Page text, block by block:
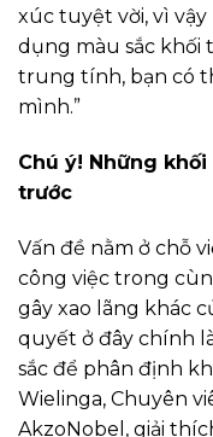
xúc tuyệt vời, vì vậy
dụng màu sắc khối
trung tính, bạn có
mình.”
Chú ý! Những
trước
Vấn đề nằm ở chỗ
công việc trong
gây xao lãng khác
quyết ở đây chính
sắc để phân định
Wielinga, Chuyên
AkzoNobel, giải